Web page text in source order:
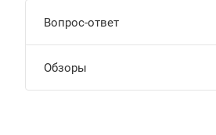
Вопрос-ответ
Обзоры